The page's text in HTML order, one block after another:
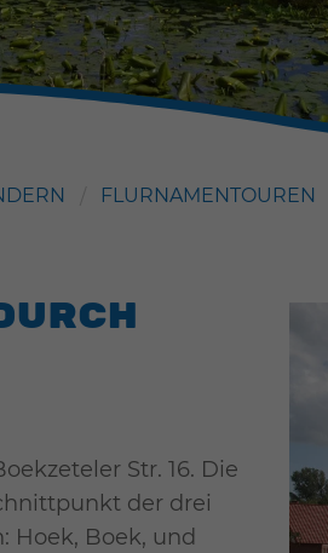
FLURNAMENTOUREN
Str. 16. Die
der drei
Hoek, Boek, und